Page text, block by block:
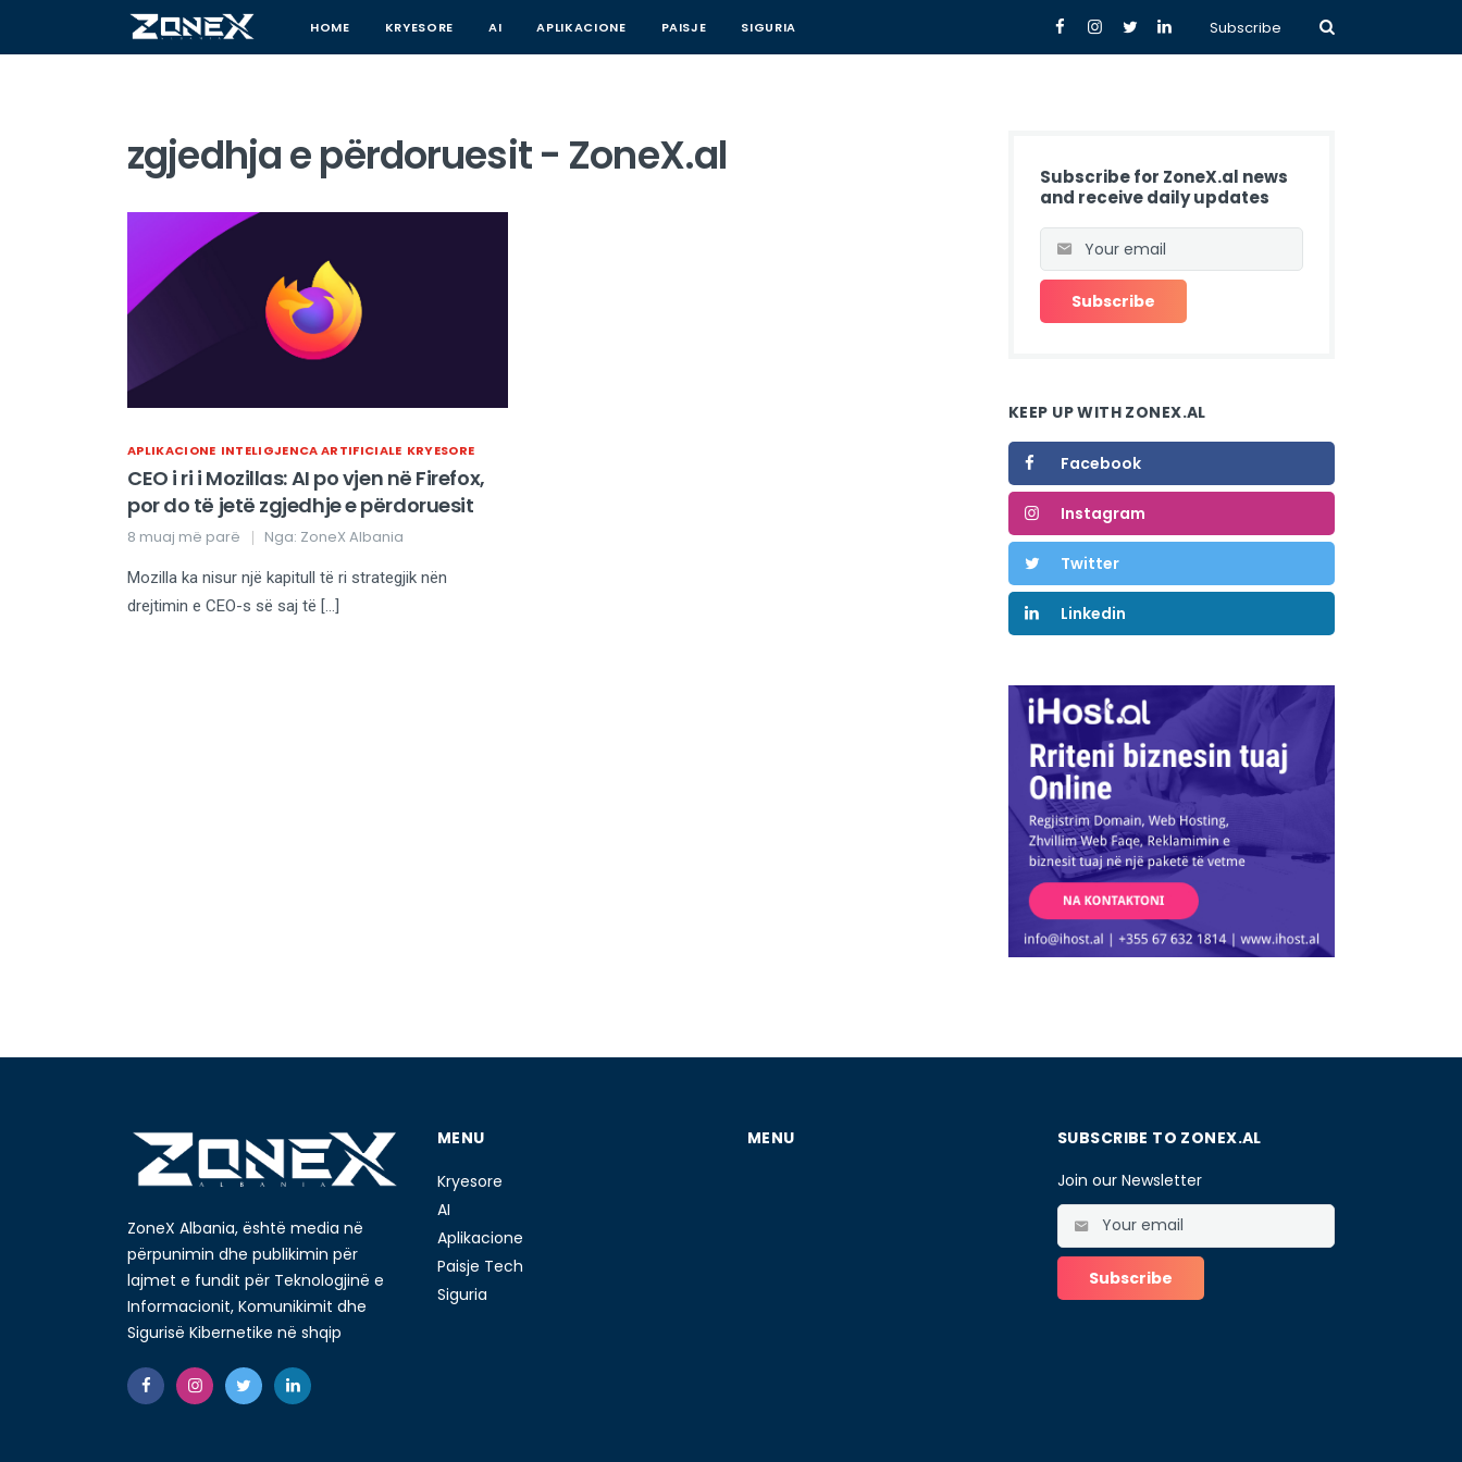
HOME KRYESORE AI APLIKACIONE PAISJE SIGURIA Subscribe
zgjedhja e përdoruesit - ZoneX.al
APLIKACIONE INTELIGJENCA ARTIFICIALE KRYESORE
CEO i ri i Mozillas: AI po vjen në Firefox,
por do të jetë zgjedhje e përdoruesit
8 muaj më parë Nga: ZoneX Albania
Mozilla ka nisur një kapitull të ri strategjik nën
drejtimin e CEO-s së saj të […]
Subscribe for ZoneX.al news
and receive daily updates
KEEP UP WITH ZONEX.AL
Facebook
Instagram
Twitter
Linkedin
ZoneX Albania, është media në
përpunimin dhe publikimin për
lajmet e fundit për Teknologjinë e
Informacionit, Komunikimit dhe
Sigurisë Kibernetike në shqip
MENU
Kryesore
AI
Aplikacione
Paisje Tech
Siguria
MENU
SUBSCRIBE TO ZONEX.AL
Join our Newsletter